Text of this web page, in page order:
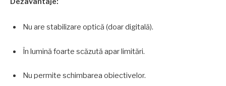
Nu are stabilizare optică (doar digitală).
În lumină foarte scăzută apar limitări.
Nu permite schimbarea obiectivelor.